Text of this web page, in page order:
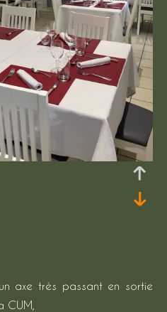
un axe très passant en sortie
CUM,